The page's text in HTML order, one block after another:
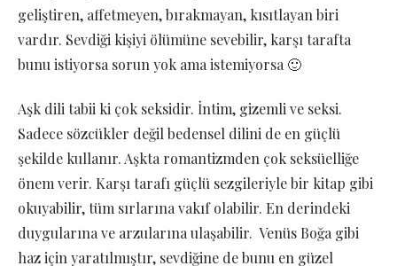
geliştiren, affetmeyen, bırakmayan, kısıtlayan biri
vardır. Sevdiği kişiyi ölümüne sevebilir, karşı tarafta
bunu istiyorsa sorun yok ama istemiyorsa 🙂
Aşk dili tabii ki çok seksidir. İntim, gizemli ve seksi.
Sadece sözcükler değil bedensel dilini de en güçlü
şekilde kullanır. Aşkta romantizmden çok seksüelliğe
önem verir. Karşı tarafı güçlü sezgileriyle bir kitap gibi
okuyabilir, tüm sırlarına vakıf olabilir. En derindeki
duygularına ve arzularına ulaşabilir. Venüs Boğa gibi
haz için yaratılmıştır, sevdiğine de bunu en güzel